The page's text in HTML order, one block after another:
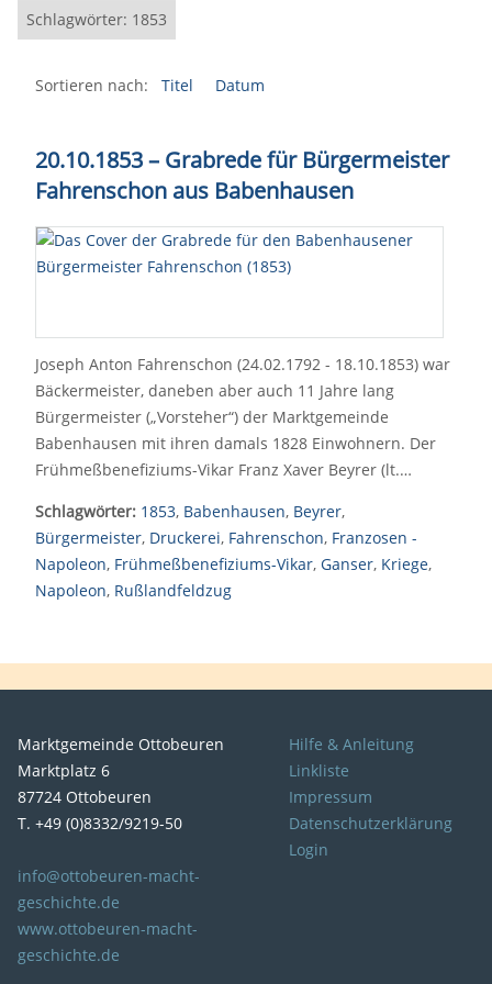
Schlagwörter: 1853
Sortieren nach: Titel Datum
20.10.1853 – Grabrede für Bürgermeister
Fahrenschon aus Babenhausen
Joseph Anton Fahrenschon (24.02.1792 - 18.10.1853) war
Bäckermeister, daneben aber auch 11 Jahre lang
Bürgermeister („Vorsteher“) der Marktgemeinde
Babenhausen mit ihren damals 1828 Einwohnern. Der
Frühmeßbenefiziums-Vikar Franz Xaver Beyrer (lt.…
Schlagwörter: 1853, Babenhausen, Beyrer,
Bürgermeister, Druckerei, Fahrenschon, Franzosen -
Napoleon, Frühmeßbenefiziums-Vikar, Ganser, Kriege,
Napoleon, Rußlandfeldzug
Marktgemeinde Ottobeuren
Marktplatz 6
87724 Ottobeuren
T. +49 (0)8332/9219-50
info@ottobeuren-macht-
geschichte.de
www.ottobeuren-macht-
geschichte.de
Hilfe & Anleitung
Linkliste
Impressum
Datenschutzerklärung
Login